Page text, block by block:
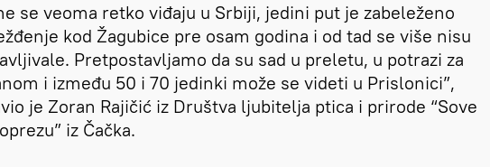
se veoma retko viđaju u Srbiji, jedini put je zabeleženo
kod Žagubice pre osam godina i od tad se više nisu
Pretpostavljamo da su sad u preletu, u potrazi za
i između 50 i 70 jedinki može se videti u Prislonici”,
je Zoran Rajičić iz Društva ljubitelja ptica i prirode “Sove
iz Čačka.